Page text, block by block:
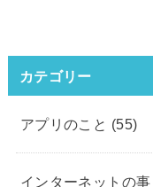
カテゴリー
アプリのこと (55)
インターネットの事